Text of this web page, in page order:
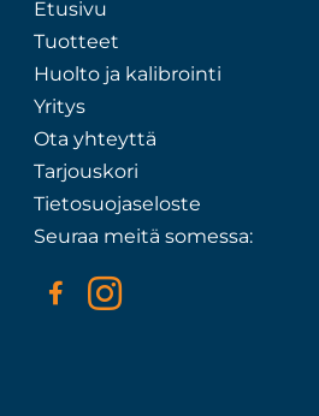
Etusivu
Tuotteet
Huolto ja kalibrointi
Yritys
Ota yhteyttä
Tarjouskori
Tietosuojaseloste
Seuraa meitä somessa: